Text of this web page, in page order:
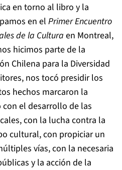
en torno al libro y la
en el Primer Encuentro
de la Cultura en Montreal,
hicimos parte de la
Chilena para la Diversidad
nos tocó presidir los
hechos marcaron la
el desarrollo de las
con la lucha contra la
cultural, con propiciar un
vías, con la necesaria
y la acción de la